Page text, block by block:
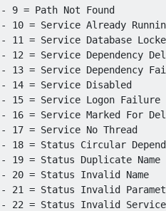
- 9 = Path Not Found
- 10 = Service Already
- 11 = Service Database
- 12 = Service Dependency
- 13 = Service Dependency
- 14 = Service Disabled
- 15 = Service Logon Failure
- 16 = Service Marked For
- 17 = Service No Thread
- 18 = Status Circular
- 19 = Status Duplicate Name
- 20 = Status Invalid Name
- 21 = Status Invalid
- 22 = Status Invalid Service